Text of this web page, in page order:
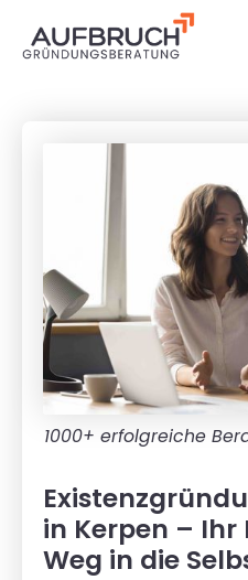
in Kerpen –
Weg in die
1000+ erfolgreiche